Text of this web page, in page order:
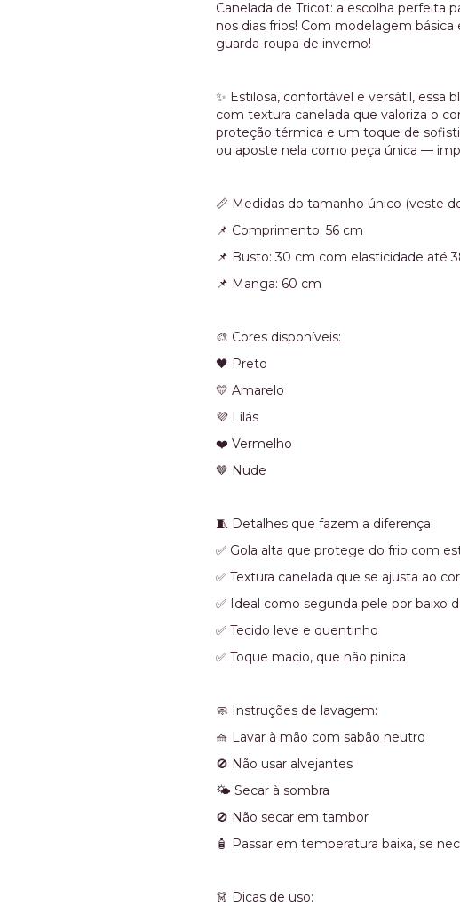
Canelada de Tricot: a escolha perfeita
nos dias frios! Com modelagem
guarda-roupa de inverno!
✨ Estilosa, confortável e versátil, essa
com textura canelada que valoriza o
proteção térmica e um toque de
ou aposte nela como peça única —
📏 Medidas do tamanho único (veste
📌 Comprimento: 56 cm
📌 Busto: 30 cm com elasticidade até
📌 Manga: 60 cm
🎨 Cores disponíveis:
🖤 Preto
💛 Amarelo
💜 Lilás
❤️ Vermelho
🤎 Nude
🧵 Detalhes que fazem a diferença:
✅ Gola alta que protege do frio com
✅ Textura canelada que se ajusta ao
✅ Ideal como segunda pele por baixo
✅ Tecido leve e quentinho
✅ Toque macio, que não pinica
🧼 Instruções de lavagem:
🧺 Lavar à mão com sabão neutro
🚫 Não usar alvejantes
🌤️ Secar à sombra
🚫 Não secar em tambor
🧴 Passar em temperatura baixa, se
👗 Dicas de uso: